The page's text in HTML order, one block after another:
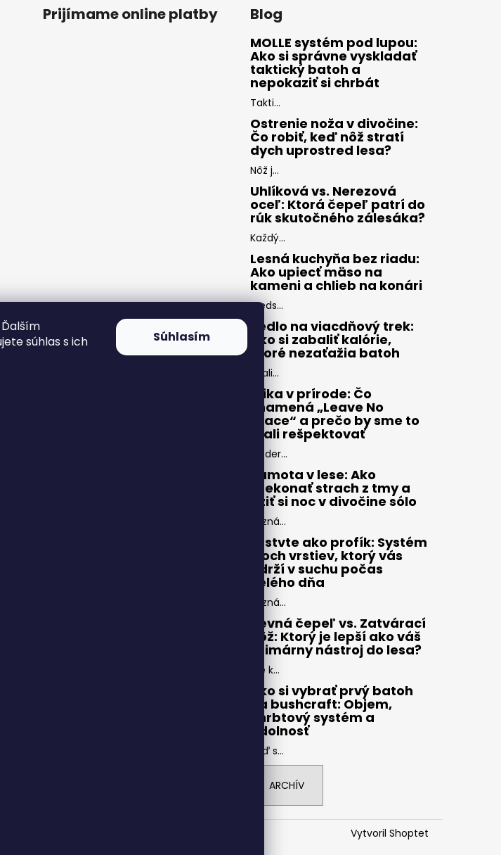
súhlas s ich
Súhlasím
Prijímame online platby Blog
MOLLE systém pod lupou:
Ako si správne vyskladať
taktický batoh a
nepokaziť si chrbát
Takti...
Ostrenie noža v divočine:
Čo robiť, keď nôž stratí
dych uprostred lesa?
Nôž j...
Uhlíková vs. Nerezová
oceľ: Ktorá čepeľ patrí do
rúk skutočného zálesáka?
Každý...
Lesná kuchyňa bez riadu:
Ako upiecť mäso na
kameni a chlieb na konári
Preds...
Jedlo na viacdňový trek:
Ako si zabaliť kalórie,
ktoré nezaťažia batoh
Zbali...
Etika v prírode: Čo
znamená „Leave No
Trace“ a prečo by sme to
mali rešpektovať
Moder...
Samota v lese: Ako
prekonať strach z tmy a
užiť si noc v divočine sólo
Pozná...
Vrstvte ako profík: Systém
troch vrstiev, ktorý vás
udrží v suchu počas
celého dňa
Pozná...
Pevná čepeľ vs. Zatvárací
nôž: Ktorý je lepší ako váš
primárny nástroj do lesa?
Pre k...
Ako si vybrať prvý batoh
na bushcraft: Objem,
chrbtový systém a
odolnosť
Keď s...
ARCHÍV
Vytvoril Shoptet